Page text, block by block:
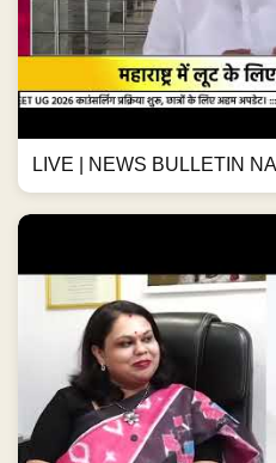
LIVE | NEWS BULLETIN